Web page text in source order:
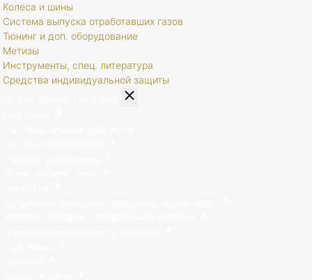
Колеса и шины
Система выпуска отработавших газов
Тюнинг и доп. оборудование
Метизы
Инструменты, спец. литература
Средства индивидуальной защиты